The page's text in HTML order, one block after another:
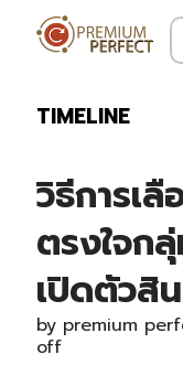
TIMELINE
วิธีการเ
ตรงใจก
เปิดตัวสิ
by premium
off